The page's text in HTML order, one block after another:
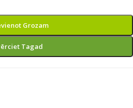
Grozam
Tagad